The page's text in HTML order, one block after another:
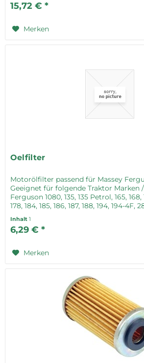
15,72 € *
Merken
Oelfilter
Motorölfilter passend für Massey
Geeignet für folgende Traktor Marken
Ferguson 1080, 135, 135 Petrol, 165, 168,
178, 184, 185, 186, 187, 188, 194, 194-4F,
35X,...
Inhalt1
6,29 € *
Merken